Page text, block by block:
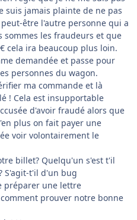
suis jamais plainte de ne pas
être l'autre personne qui a
les fraudeurs et que
cela ira beaucoup plus loin.
demandée et passe pour
personnes du wagon.
ma commande et là
! Cela est insupportable
d'avoir fraudé alors que
plus on fait payer une
voir volontairement le
billet? Quelqu'un s'est t'il
S'agit-t'il d'un bug
préparer une lettre
prouver notre bonne